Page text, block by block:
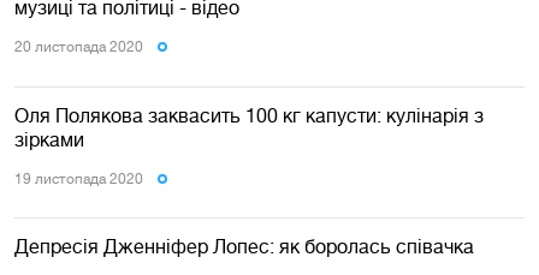
музиці та політиці - відео
20 листопада 2020
Оля Полякова заквасить 100 кг капусти: кулінарія з
зірками
19 листопада 2020
Депресія Дженніфер Лопес: як боролась співачка